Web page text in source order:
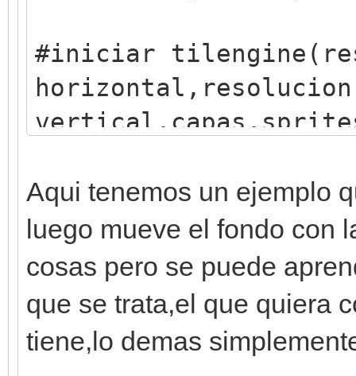
#iniciar
horizontal,resolucion
#iniciar ventana
window =
#quitar efecto crt
#color de fondo
Aqui tenemos un ejemplo
luego mueve el fondo con
cosas pero se puede
que se trata,el que quiera
tiene,lo demas